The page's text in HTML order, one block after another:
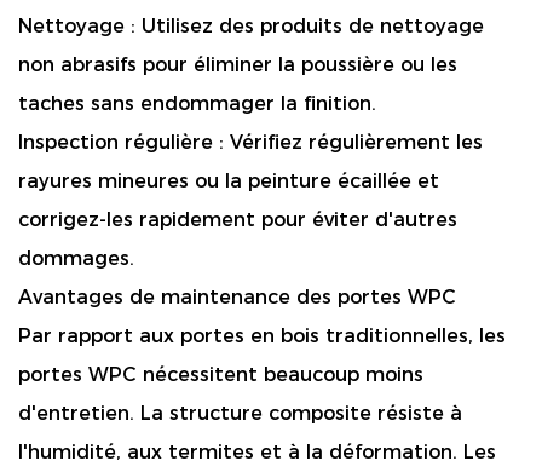
Nettoyage : Utilisez des produits de nettoyage
non abrasifs pour éliminer la poussière ou les
taches sans endommager la finition.
Inspection régulière : Vérifiez régulièrement les
rayures mineures ou la peinture écaillée et
corrigez-les rapidement pour éviter d'autres
dommages.
Avantages de maintenance des portes WPC
Par rapport aux portes en bois traditionnelles, les
portes WPC nécessitent beaucoup moins
d'entretien. La structure composite résiste à
l'humidité, aux termites et à la déformation. Les